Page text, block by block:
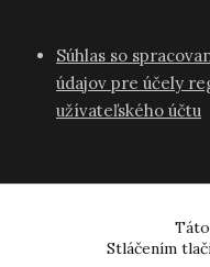
Súhlas so
údajov pre účely
užívateľského účtu
Stláčením